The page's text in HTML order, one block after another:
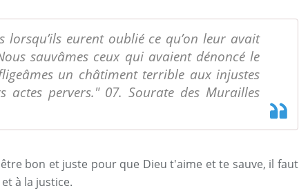
lorsqu’ils eurent oublié ce qu’on leur avait
sauvâmes ceux qui avaient dénoncé le
un châtiment terrible aux injustes
actes pervers." 07. Sourate des Murailles
bon et juste pour que Dieu t'aime et te sauve, il faut
à la justice.